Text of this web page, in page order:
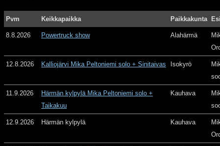
Pvm Keikkapaikka Paikkakunta
8.8.2026 Powertruck show Alahärmä
12.8.2026 Kalliojärvi Mika Peltoniemi solo + Sinitaivas Isokyrö
11.9.2026
Härmän kylpylä Mika Peltoniemi solo +
Taikakuu
Kauhava
12.9.2026 Härmän kylpylä Kauhava